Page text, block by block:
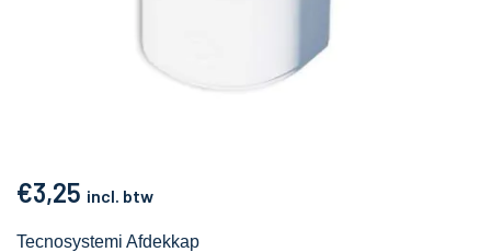
€3,25 incl. btw
Tecnosystemi Afdekkap